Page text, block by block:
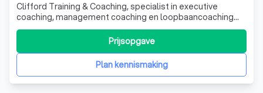
Clifford Training & Coaching, specialist in executive
coaching, management coaching en loopbaancoaching
Vastgelopen in je rol als directeur of manager? Twijfels
over je volgende loopbaanstap? Bij Clifford Training &
Coaching werk je met Dave Clifford, executive en
loopbaancoach met 22 jaar ervaring
Plan kennismaking
Prijsopgave